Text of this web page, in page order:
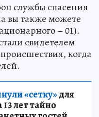
службы спасения
вы также можете
– 01).
свидетелем
когда
«сетку»для
лет тайно